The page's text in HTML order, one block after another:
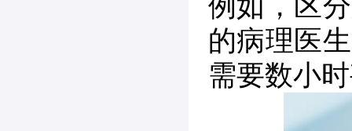
的病理医
需要数小